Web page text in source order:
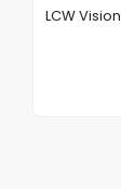
LCW